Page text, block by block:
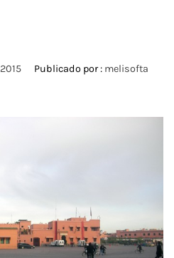
Publicado por : melisofta